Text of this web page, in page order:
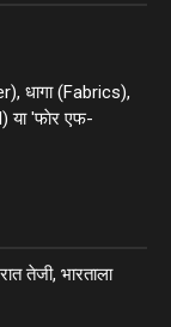
धागा (Fabrics),
या 'फाेर एफ-
तेजी, भारताला